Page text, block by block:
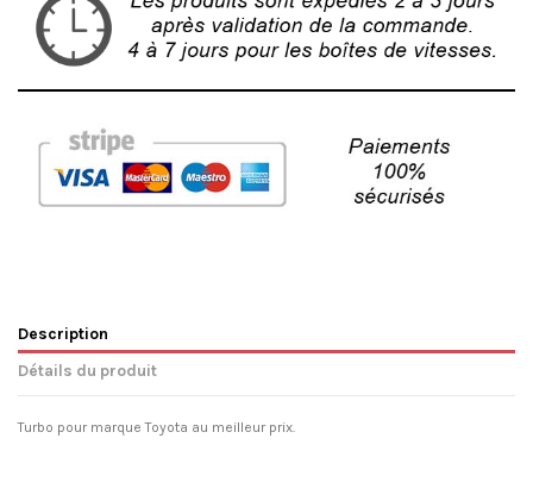
Description
Détails du produit
Turbo pour marque Toyota au meilleur prix.